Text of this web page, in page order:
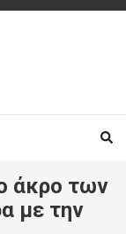
άκρο των
με την